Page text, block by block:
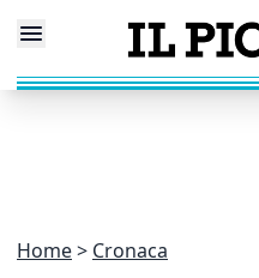
Home Cronaca